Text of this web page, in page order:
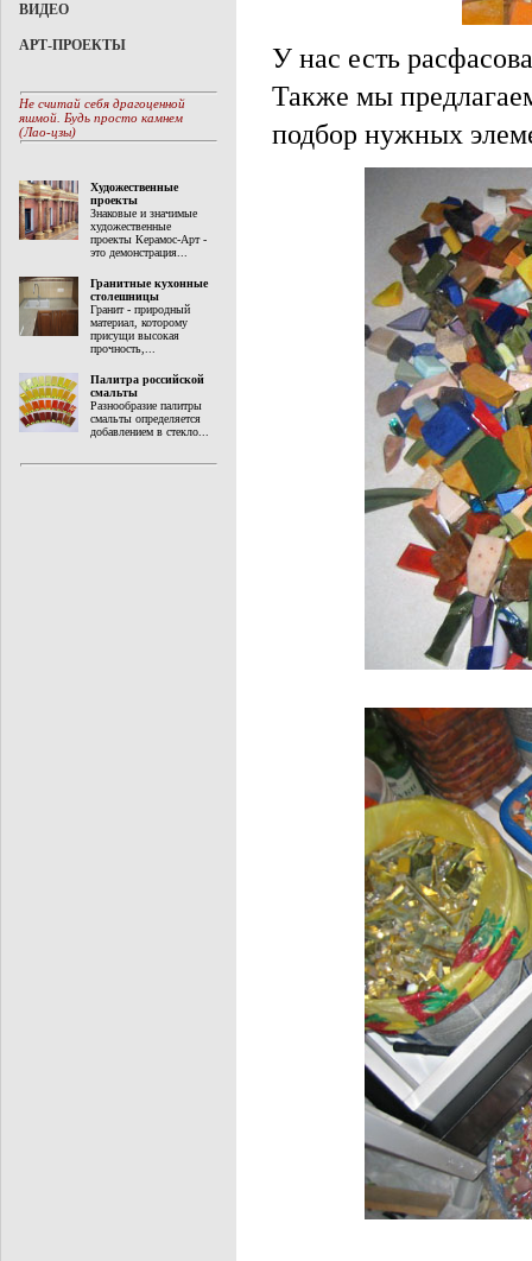
ВИДЕО
АРТ-ПРОЕКТЫ
Не считай себя драгоценной
яшмой. Будь просто камнем
(Лао-цзы)
Художественные
проекты
Знаковые и значимые
художественные
проекты Керамос-Арт -
это демонстрация...
Гранитные кухонные
столешницы
Гранит - природный
материал, которому
присущи высокая
прочность,...
Палитра российской
смальты
Разнообразие палитры
смальты определяется
добавлением в стекло...
У нас есть
Также мы
подбор нужных